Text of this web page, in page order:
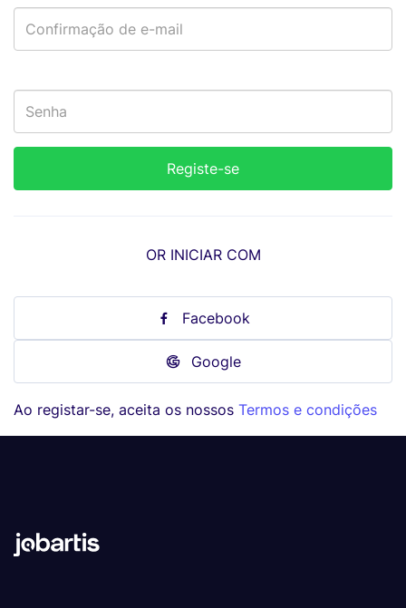
OR INICIAR COM
Facebook
Google
Ao registar-se, aceita os nossos Termos e condições